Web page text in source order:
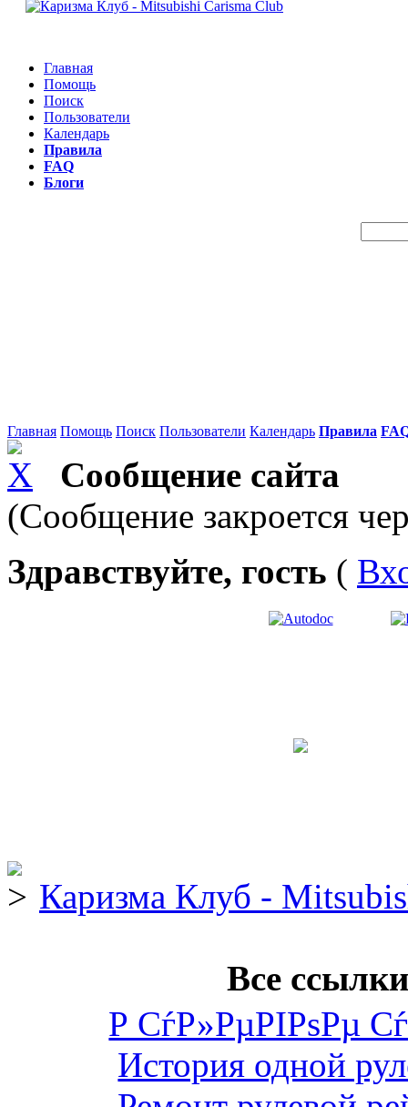
Главная
Помощь
Поиск
Пользователи
Календарь
Правила
FAQ
Блоги
Главная Помощь Поиск Пользователи Календарь Правила
Сообщение сайта
(Сообщение закроется
Здравствуйте, гость (
Каризма Клуб -
Все
Р СѓР»РµРІРѕРµ
История одной